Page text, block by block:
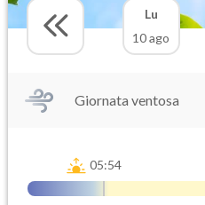
Lu
10 ago
Giornata ventosa
05:54